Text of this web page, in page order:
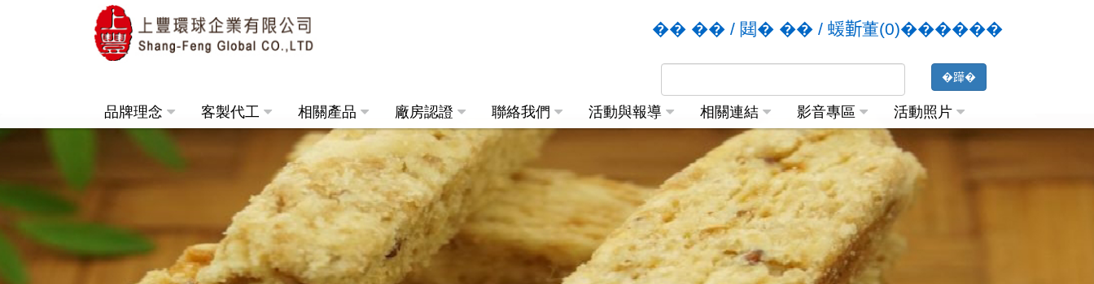
�� �� / 閮� �� / 蝯𣂼董(0)������
品牌理念 客製代工 相關產品 廠房認證 聯絡我們 活動與報導 相關連結 影音專區 活動照片